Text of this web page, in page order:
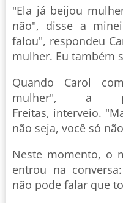
"Ela já beijou
não", disse a
falou", respondeu
mulher. Eu também
Quando Carol
mulher", a
Freitas, interveio.
não seja, você só
Neste momento, o
entrou na
não pode falar que